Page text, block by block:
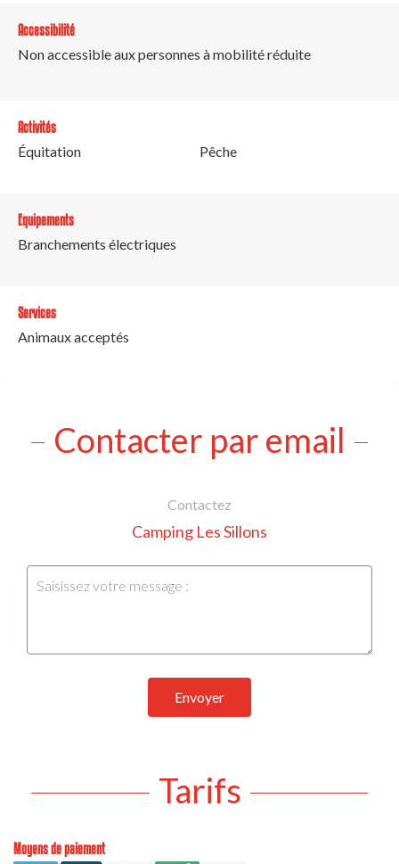
Accessibilité
Non accessible aux personnes à mobilité réduite
Activités
Équitation
Pêche
Equipements
Branchements électriques
Services
Animaux acceptés
Contacter par email
Contactez
Camping Les Sillons
Envoyer
Tarifs
Moyens de paiement